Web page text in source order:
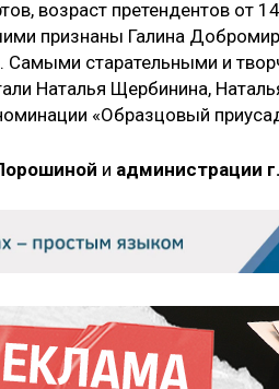
возраст претендентов
признаны Галина
Самыми старательными и
Наталья Щербинина,
«Образцовый
и администрации